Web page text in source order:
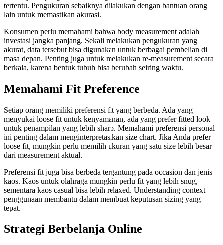
tertentu. Pengukuran sebaiknya dilakukan dengan bantuan orang
lain untuk memastikan akurasi.
Konsumen perlu memahami bahwa body measurement adalah
investasi jangka panjang. Sekali melakukan pengukuran yang
akurat, data tersebut bisa digunakan untuk berbagai pembelian di
masa depan. Penting juga untuk melakukan re-measurement secara
berkala, karena bentuk tubuh bisa berubah seiring waktu.
Memahami Fit Preference
Setiap orang memiliki preferensi fit yang berbeda. Ada yang
menyukai loose fit untuk kenyamanan, ada yang prefer fitted look
untuk penampilan yang lebih sharp. Memahami preferensi personal
ini penting dalam menginterpretasikan size chart. Jika Anda prefer
loose fit, mungkin perlu memilih ukuran yang satu size lebih besar
dari measurement aktual.
Preferensi fit juga bisa berbeda tergantung pada occasion dan jenis
kaos. Kaos untuk olahraga mungkin perlu fit yang lebih snug,
sementara kaos casual bisa lebih relaxed. Understanding context
penggunaan membantu dalam membuat keputusan sizing yang
tepat.
Strategi Berbelanja Online